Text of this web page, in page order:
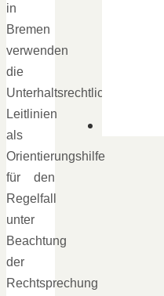
in
Bremen
verwenden
die
Unterhaltsrechtlichen
Leitlinien
als
Orientierungshilfe
für den
Regelfall
unter
Beachtung
der
Rechtsprechung